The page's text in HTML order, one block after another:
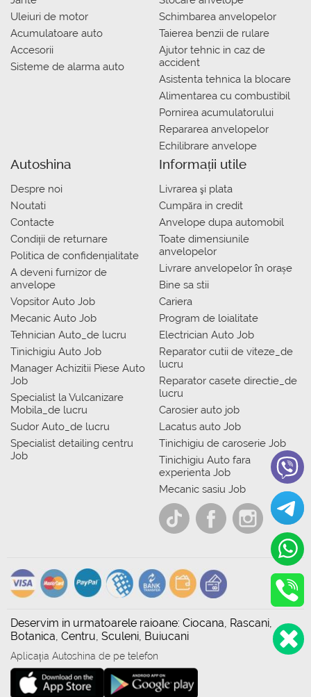
Uleiuri de motor
Acumulatoare auto
Accesorii
Sisteme de alarma auto
Schimbarea anvelopelor
Taierea benzii de rulare
Ajutor tehnic in caz de
accident
Asistenta tehnica la blocare
Alimentarea cu combustibil
Pornirea acumulatorului
Repararea anvelopelor
Echilibrare anvelope
Autoshina
Despre noi
Noutati
Contacte
Condiții de returnare
Politica de confidențialitate
A deveni furnizor de
anvelope
Vopsitor Auto Job
Mecanic Auto Job
Tehnician Auto_de lucru
Tinichigiu Auto Job
Manager Achizitii Piese Auto
Job
Specialist la Vulcanizare
Mobila_de lucru
Sudor Auto_de lucru
Specialist detailing centru
Job
Informații utile
Livrarea şi plata
Сumpăra in credit
Anvelope dupa automobil
Toate dimensiunile
anvelopelor
Livrare anvelopelor în orașe
Bine sa stii
Cariera
Program de loialitate
Electrician Auto Job
Reparator cutii de viteze_de
lucru
Reparator casete directie_de
lucru
Carosier auto job
Lacatus auto Job
Tinichigiu de caroserie Job
Tinichigiu Auto fara
experienta Job
Mecanic sasiu Job
Deservim in urmatoarele raioane: Ciocana, Rascani,
Botanica, Centru, Sculeni, Buiucani
Aplicația Autoshina de pe telefon